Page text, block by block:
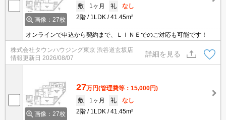
画像：27枚
敷
1ヶ月 礼
なし
2階
1LDK 41.45m²
オンラインで申込から契約まで、ＬＩＮＥでのご対応も可能です！
株式会社タウンハウジング東京 渋谷道玄坂店
情報更新日 2026/08/07
詳細を見る
画像：27枚
27万円(管理費等：15,000円)
敷
1ヶ月 礼
なし
2階
1LDK 41.45m²